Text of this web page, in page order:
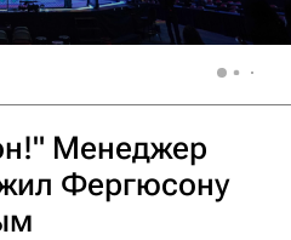
Менеджер
Фергюсону